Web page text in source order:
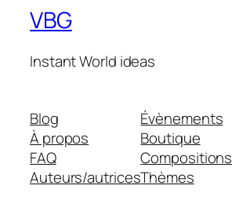
VBG
Instant World ideas
Blog
À propos
FAQ
Auteurs/autrices
Évènements
Boutique
Compositions
Thèmes